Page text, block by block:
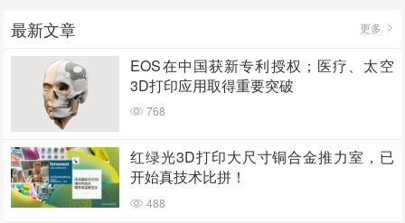
最新文章 更多
EOS在中国获新专利授权；医疗、太空
3D打印应用取得重要突破
768
红绿光3D打印大尺寸铜合金推力室，已
开始真技术比拼！
488